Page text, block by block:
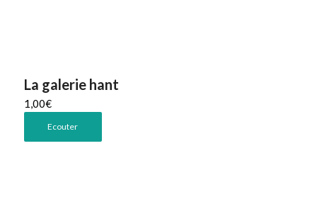
La galerie hant
1,00€
Ecouter